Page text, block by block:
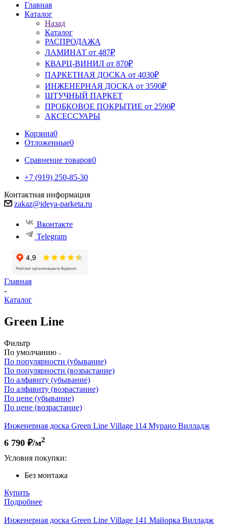
Главная
Каталог
Назад
Каталог
РАСПРОДАЖА
ЛАМИНАТ от 487₽
КВАРЦ-ВИНИЛ от 870₽
ПАРКЕТНАЯ ДОСКА от 4030₽
ИНЖЕНЕРНАЯ ДОСКА от 3590₽
ШТУЧНЫЙ ПАРКЕТ
ПРОБКОВОЕ ПОКРЫТИЕ от 2590₽
АКСЕССУАРЫ
Корзина0
Отложенные0
Сравнение товаров0
+7 (919) 250-85-30
Контактная информация
zakaz@ideya-parketa.ru
Вконтакте
Telegram
Главная
-
Каталог
Green Line
Фильтр
По умолчанию
По популярности (убывание)
По популярности (возрастание)
По алфавиту (убывание)
По алфавиту (возрастание)
По цене (убывание)
По цене (возрастание)
Инженерная доска Green Line Village 114 Мурано Вилладж
6 790 ₽/м2
Условия покупки:
Без монтажа
Купить
Подробнее
Инженерная доска Green Line Village 141 Майорка Вилладж